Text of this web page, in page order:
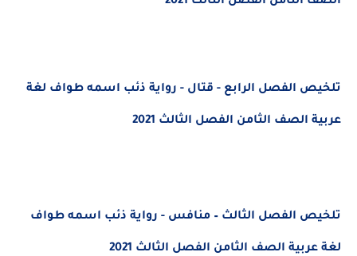
تلخيص الفصل الرابع - قتال - رواية ذئب اسمه طواف لغة
عربية الصف الثامن الفصل الثالث 2021
تلخيص الفصل الثالث – منافس - رواية ذئب اسمه طواف
لغة عربية الصف الثامن الفصل الثالث 2021